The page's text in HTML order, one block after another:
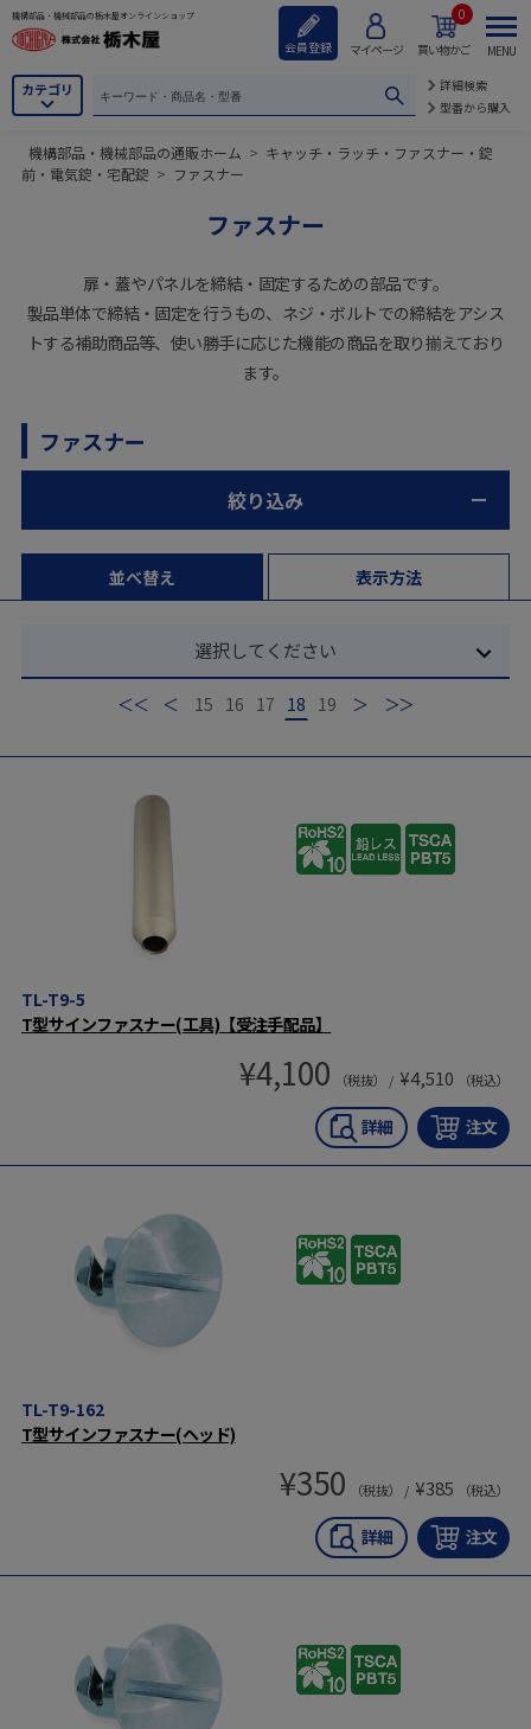
機構部品・機械部品の栃木屋オンラインショップ
会員登録 マイページ 買い物かご
0
カテゴリ
詳細検索
型番から購入
MENU
機構部品・機械部品の通販ホーム > キャッチ・ラッチ・ファスナー・錠
前・電気錠・宅配錠 > ファスナー
ファスナー
扉・蓋やパネルを締結・固定するための部品です。
製品単体で締結・固定を行うもの、ネジ・ボルトでの締結をアシス
トする補助商品等、使い勝手に応じた機能の商品を取り揃えており
ます。
ファスナー
絞り込み
並べ替え 表示方法
選択してください
前 15 16 17 18 19 次 最後
TL-T9-5
T型サインファスナー(工具)【受注手配品】
¥4,100 （税抜） / ¥4,510 （税込）
TL-T9-162
T型サインファスナー(ヘッド)
¥350 （税抜） / ¥385 （税込）